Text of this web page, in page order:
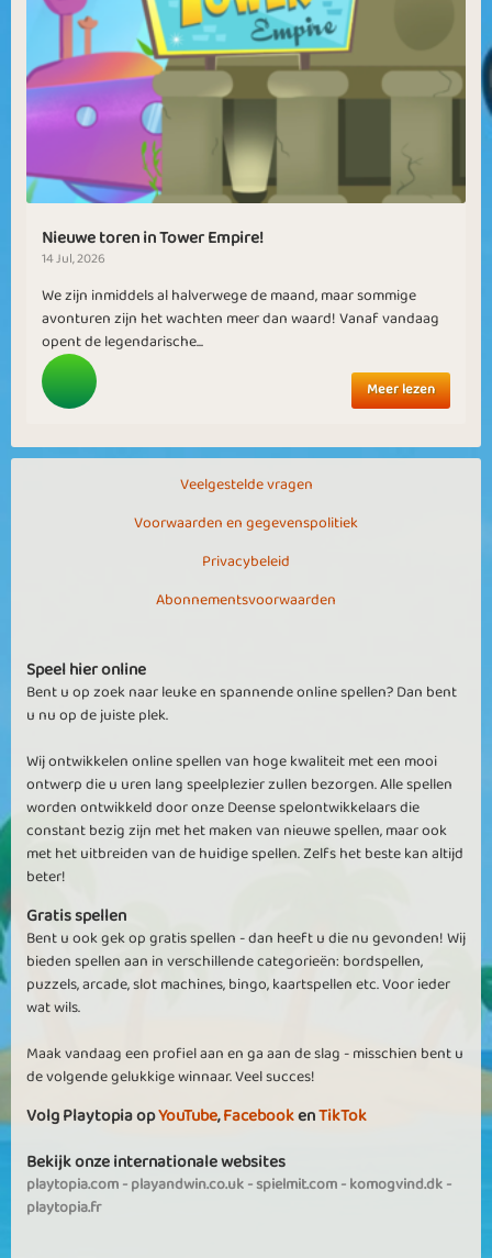
Nieuwe toren in Tower Empire!
14 Jul, 2026
We zijn inmiddels al halverwege de maand, maar sommige
avonturen zijn het wachten meer dan waard! Vanaf vandaag
opent de legendarische...
Meer lezen
Veelgestelde vragen
Voorwaarden en gegevenspolitiek
Privacybeleid
Abonnementsvoorwaarden
Speel hier online
Bent u op zoek naar leuke en spannende online spellen? Dan bent
u nu op de juiste plek.
Wij ontwikkelen online spellen van hoge kwaliteit met een mooi
ontwerp die u uren lang speelplezier zullen bezorgen. Alle spellen
worden ontwikkeld door onze Deense spelontwikkelaars die
constant bezig zijn met het maken van nieuwe spellen, maar ook
met het uitbreiden van de huidige spellen. Zelfs het beste kan altijd
beter!
Gratis spellen
Bent u ook gek op gratis spellen - dan heeft u die nu gevonden! Wij
bieden spellen aan in verschillende categorieën: bordspellen,
puzzels, arcade, slot machines, bingo, kaartspellen etc. Voor ieder
wat wils.
Maak vandaag een profiel aan en ga aan de slag - misschien bent u
de volgende gelukkige winnaar. Veel succes!
Volg Playtopia opYouTube,FacebookenTikTok
Bekijk onze internationale websites
playtopia.com-playandwin.co.uk-spielmit.com-komogvind.dk-
playtopia.fr